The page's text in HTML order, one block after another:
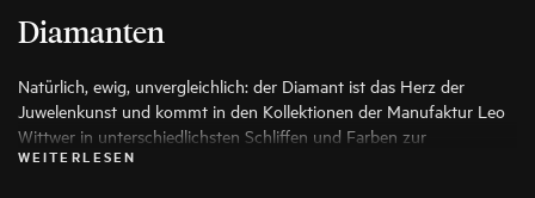
Diamanten
Natürlich, ewig, unvergleichlich: der Diamant ist das Herz der
Juwelenkunst und kommt in den Kollektionen der Manufaktur Leo
Wittwer in unterschiedlichsten Schliffen und Farben zur
Anwendung, die seine Schönheit auf die Spitze treiben. Es werden
WEITERLESEN